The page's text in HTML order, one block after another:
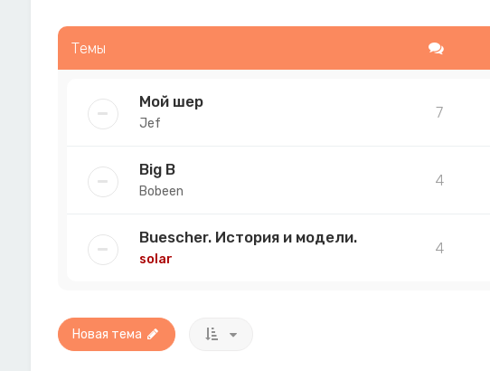
Темы
Мой шер
Jef
7
Big B
Bobeen
4
Buescher. История и модели.
solar
4
Новая тема